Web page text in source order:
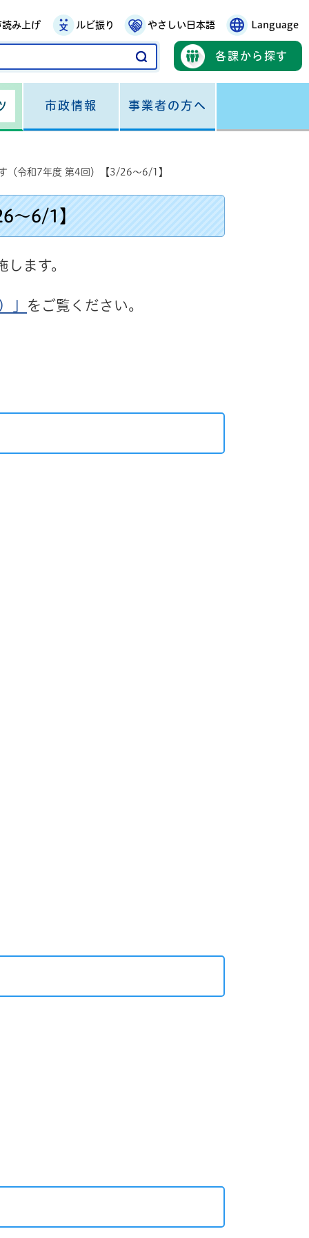
読み上げ ルビ振り やさしい日本語 Language
各課から探す
市政情報 事業者の方へ
（令和7年度 第4回）【3/26～6/1】
～6/1】
ます。
」 をご覧ください。